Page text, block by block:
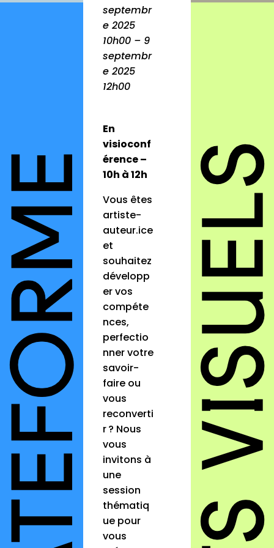
septembr
e 2025
10h00 – 9
septembr
e 2025
12h00
En
visioconf
érence –
10h à 12h
Vous êtes
artiste-
auteur.ice
et
souhaitez
développ
er vos
compéte
nces,
perfectio
nner votre
savoir-
faire ou
vous
reconverti
r ? Nous
vous
invitons à
une
session
thématiq
ue pour
vous